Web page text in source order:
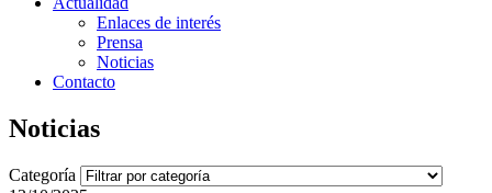
Enlaces de interés
Prensa
Noticias
Contacto
Noticias
Categoría